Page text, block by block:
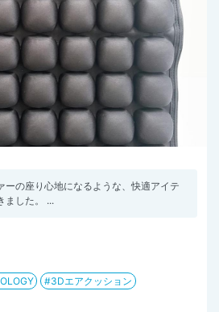
ーの座り心地になるような、快適アイテ
ました。 ...
3Dエアクッション